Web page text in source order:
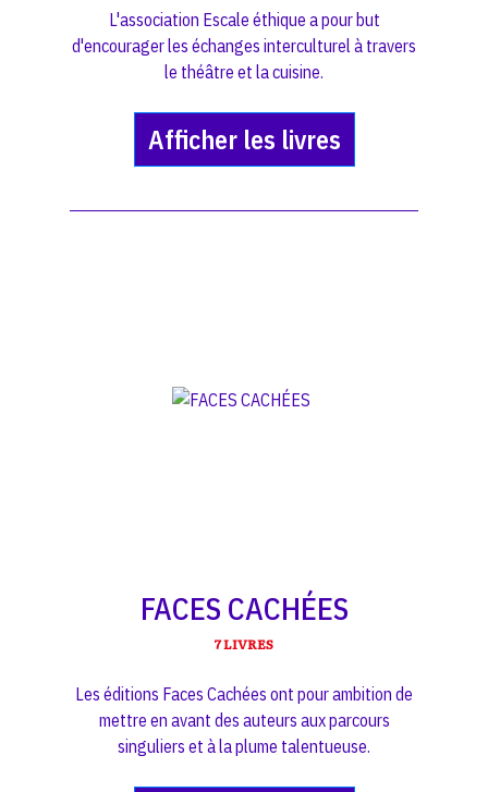
L'association Escale éthique a pour but
d'encourager les échanges interculturel à travers
le théâtre et la cuisine.
Afficher les livres
FACES CACHÉES
7 LIVRES
Les éditions Faces Cachées ont pour ambition de
mettre en avant des auteurs aux parcours
singuliers et à la plume talentueuse.